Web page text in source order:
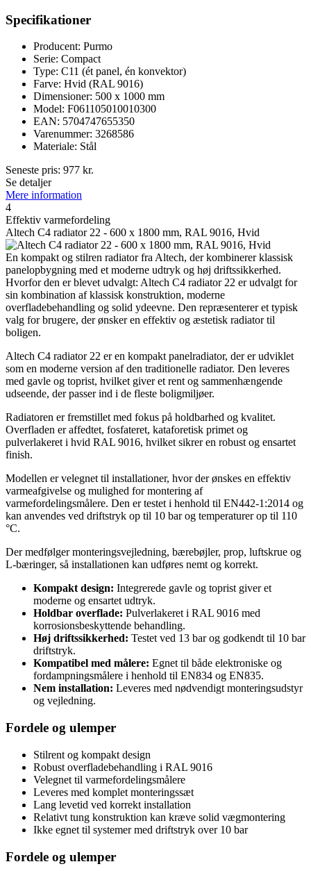
Specifikationer
Producent: Purmo
Serie: Compact
Type: C11 (ét panel, én konvektor)
Farve: Hvid (RAL 9016)
Dimensioner: 500 x 1000 mm
Model: F061105010010300
EAN: 5704747655350
Varenummer: 3268586
Materiale: Stål
Seneste pris: 977 kr.
Se detaljer
Mere information
4
Effektiv varmefordeling
Altech C4 radiator 22 - 600 x 1800 mm, RAL 9016, Hvid
En kompakt og stilren radiator fra Altech, der kombinerer klassisk
panelopbygning med et moderne udtryk og høj driftssikkerhed.
Hvorfor den er blevet udvalgt: Altech C4 radiator 22 er udvalgt for
sin kombination af klassisk konstruktion, moderne
overfladebehandling og solid ydeevne. Den repræsenterer et typisk
valg for brugere, der ønsker en effektiv og æstetisk radiator til
boligen.
Altech C4 radiator 22 er en kompakt panelradiator, der er udviklet
som en moderne version af den traditionelle radiator. Den leveres
med gavle og toprist, hvilket giver et rent og sammenhængende
udseende, der passer ind i de fleste boligmiljøer.
Radiatoren er fremstillet med fokus på holdbarhed og kvalitet.
Overfladen er affedtet, fosfateret, kataforetisk primet og
pulverlakeret i hvid RAL 9016, hvilket sikrer en robust og ensartet
finish.
Modellen er velegnet til installationer, hvor der ønskes en effektiv
varmeafgivelse og mulighed for montering af
varmefordelingsmålere. Den er testet i henhold til EN442-1:2014 og
kan anvendes ved driftstryk op til 10 bar og temperaturer op til 110
°C.
Der medfølger monteringsvejledning, bærebøjler, prop, luftskrue og
L-bæringer, så installationen kan udføres nemt og korrekt.
Kompakt design: Integrerede gavle og toprist giver et
moderne og ensartet udtryk.
Holdbar overflade: Pulverlakeret i RAL 9016 med
korrosionsbeskyttende behandling.
Høj driftssikkerhed: Testet ved 13 bar og godkendt til 10 bar
driftstryk.
Kompatibel med målere: Egnet til både elektroniske og
fordampningsmålere i henhold til EN834 og EN835.
Nem installation: Leveres med nødvendigt monteringsudstyr
og vejledning.
Fordele og ulemper
Stilrent og kompakt design
Robust overfladebehandling i RAL 9016
Velegnet til varmefordelingsmålere
Leveres med komplet monteringssæt
Lang levetid ved korrekt installation
Relativt tung konstruktion kan kræve solid vægmontering
Ikke egnet til systemer med driftstryk over 10 bar
Fordele og ulemper